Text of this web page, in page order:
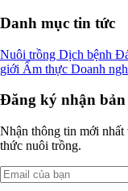
Danh mục tin tức
Nuôi trồng Dịch bệnh
giới Ẩm thực Doanh
Đăng ký nhận
Nhận thông tin mới nhất
thức nuôi trồng.